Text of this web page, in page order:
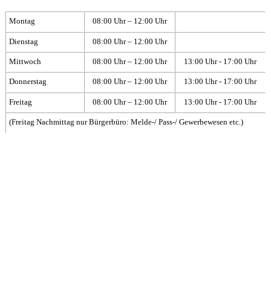
Montag 08:00 Uhr – 12:00 Uhr
Dienstag 08:00 Uhr – 12:00 Uhr
Mittwoch 08:00 Uhr – 12:00 Uhr 13:00 Uhr - 17:00 Uhr
Donnerstag 08:00 Uhr – 12:00 Uhr 13:00 Uhr - 17:00 Uhr
Freitag 08:00 Uhr – 12:00 Uhr 13:00 Uhr - 17:00 Uhr
(Freitag Nachmittag nur Bürgerbüro: Melde-/ Pass-/ Gewerbewesen etc.)